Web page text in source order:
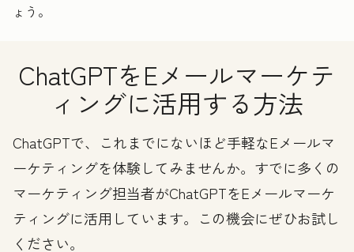
ょう。
ChatGPTをEメールマーケテ
ィングに活用する方法
ChatGPTで、これまでにないほど手軽なEメールマ
ーケティングを体験してみませんか。すでに多くの
マーケティング担当者がChatGPTをEメールマーケ
ティングに活用しています。この機会にぜひお試し
ください。